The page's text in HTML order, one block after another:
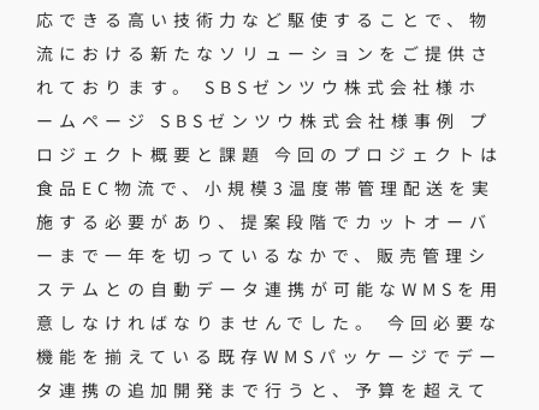
応できる高い技術力など駆使することで、物
流における新たなソリューションをご提供さ
れております。 SBSゼンツウ株式会社様ホ
ームページ SBSゼンツウ株式会社様事例 プ
ロジェクト概要と課題 今回のプロジェクトは
食品EC物流で、小規模3温度帯管理配送を実
施する必要があり、提案段階でカットオーバ
ーまで一年を切っているなかで、販売管理シ
ステムとの自動データ連携が可能なWMSを用
意しなければなりませんでした。 今回必要な
機能を揃えている既存WMSパッケージでデー
タ連携の追加開発まで行うと、予算を超えて